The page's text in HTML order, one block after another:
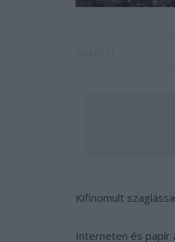
Kifinomult
Interneten és papír